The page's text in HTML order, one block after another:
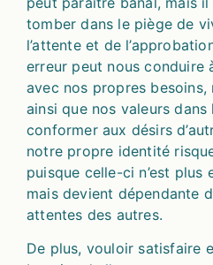
tomber dans le piège de
l’attente et de
erreur peut nous conduire
avec nos propres besoins,
ainsi que nos valeurs
conformer aux désirs
notre propre identité
puisque celle-ci n’est plus
mais devient dépendante
attentes des autres.
De plus, vouloir satisfaire